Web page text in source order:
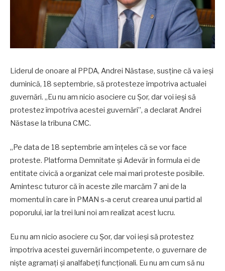
Liderul de onoare al PPDA, Andrei Năstase, susține că va ieși
duminică, 18 septembrie, să protesteze împotriva actualei
guvernări. „Eu nu am nicio asociere cu Șor, dar voi ieși să
protestez împotriva acestei guvernări”, a declarat Andrei
Năstase la tribuna CMC.
„Pe data de 18 septembrie am înțeles că se vor face
proteste. Platforma Demnitate și Adevăr în formula ei de
entitate civică a organizat cele mai mari proteste posibile.
Amintesc tuturor că în aceste zile marcăm 7 ani de la
momentul în care în PMAN s-a cerut crearea unui partid al
poporului, iar la trei luni noi am realizat acest lucru.
Eu nu am nicio asociere cu Șor, dar voi ieși să protestez
împotriva acestei guvernări incompetente, o guvernare de
niște agramați și analfabeți funcționali. Eu nu am cum să nu